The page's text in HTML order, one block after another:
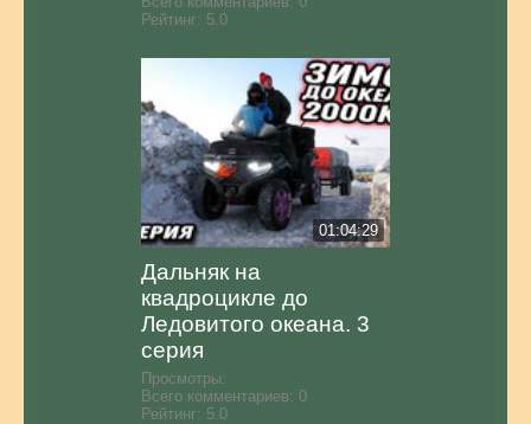
Рейтинг: 5.0
01:04:29
Дальняк на
квадроцикле до
Ледовитого океана. 3
серия
Просмотры:
Всего комментариев: 0
Рейтинг: 5.0